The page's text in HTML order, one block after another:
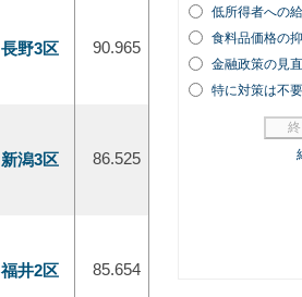
長野3区 90.965
新潟3区 86.525
福井2区 85.654